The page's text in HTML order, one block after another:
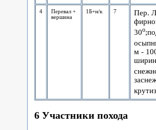
4
Перевал +
вершина
1Б+н/к 7
Пер.
30о
м -
6 Участники похода